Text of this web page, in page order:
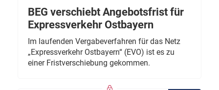
BEG verschiebt Angebotsfrist für
Expressverkehr Ostbayern
Im laufenden Vergabeverfahren für das Netz
„Expressverkehr Ostbayern“ (EVO) ist es zu
einer Fristverschiebung gekommen.